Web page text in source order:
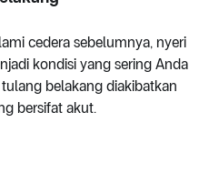
cedera sebelumnya, nyeri
kondisi yang sering Anda
belakang diakibatkan
bersifat akut.